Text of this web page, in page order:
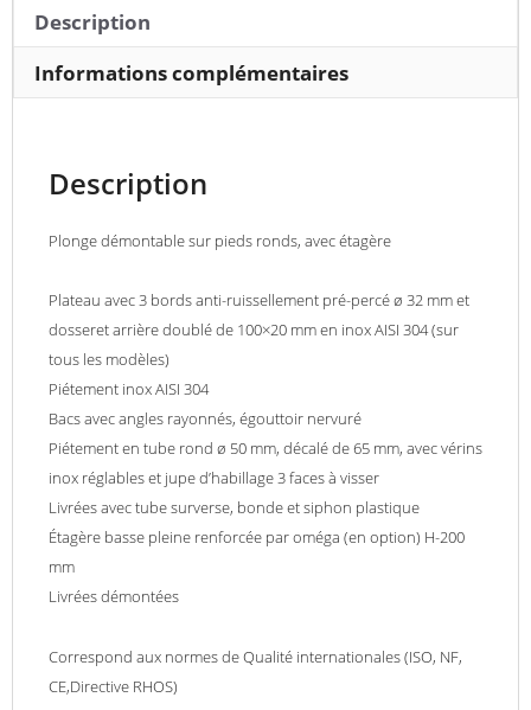
Description
Informations complémentaires
Description
Plonge démontable sur pieds ronds, avec étagère
Plateau avec 3 bords anti-ruissellement pré-percé ø 32 mm et
dosseret arrière doublé de 100×20 mm en inox AISI 304 (sur
tous les modèles)
Piétement inox AISI 304
Bacs avec angles rayonnés, égouttoir nervuré
Piétement en tube rond ø 50 mm, décalé de 65 mm, avec vérins
inox réglables et jupe d’habillage 3 faces à visser
Livrées avec tube surverse, bonde et siphon plastique
Étagère basse pleine renforcée par oméga (en option) H-200
mm
Livrées démontées
Correspond aux normes de Qualité internationales (ISO, NF,
CE,Directive RHOS)